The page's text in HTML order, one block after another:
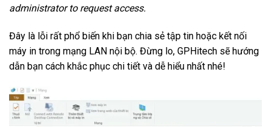
administrator to request access.
Đây là lỗi rất phổ biến khi bạn chia sẻ tập tin hoặc kết nối
máy in trong mạng LAN nội bộ. Đừng lo, GPHitech sẽ hướng
dẫn bạn cách khắc phục chi tiết và dễ hiểu nhất nhé!